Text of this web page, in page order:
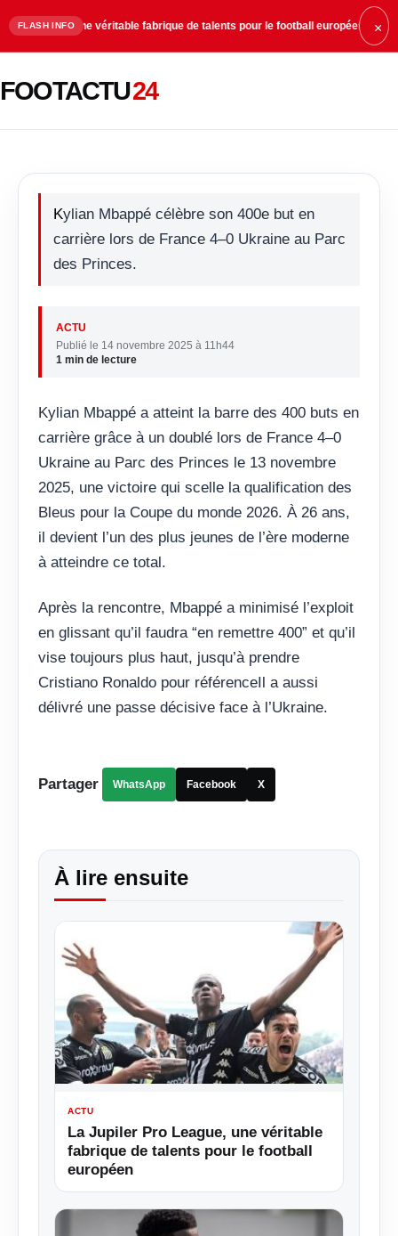
FLASH INFO
une véritable fabrique de talents pour le football européen 19:33Neymar
×
FOOTACTU24
Mbappé franchit les 400 buts
Kylian Mbappé célèbre son 400e but en
carrière lors de France 4–0 Ukraine au Parc
des Princes.
ACTU
Publié le 14 novembre 2025 à 11h44
1 min de lecture
Kylian Mbappé a atteint la barre des 400 buts en
carrière grâce à un doublé lors de France 4–0
Ukraine au Parc des Princes le 13 novembre
2025, une victoire qui scelle la qualification des
Bleus pour la Coupe du monde 2026. À 26 ans,
il devient l’un des plus jeunes de l’ère moderne
à atteindre ce total.
Après la rencontre, Mbappé a minimisé l’exploit
en glissant qu’il faudra “en remettre 400” et qu’il
vise toujours plus haut, jusqu’à prendre
Cristiano Ronaldo pour référenceIl a aussi
délivré une passe décisive face à l’Ukraine.
Partager WhatsApp Facebook X
À lire ensuite
ACTU
La Jupiler Pro League, une véritable
fabrique de talents pour le football
européen